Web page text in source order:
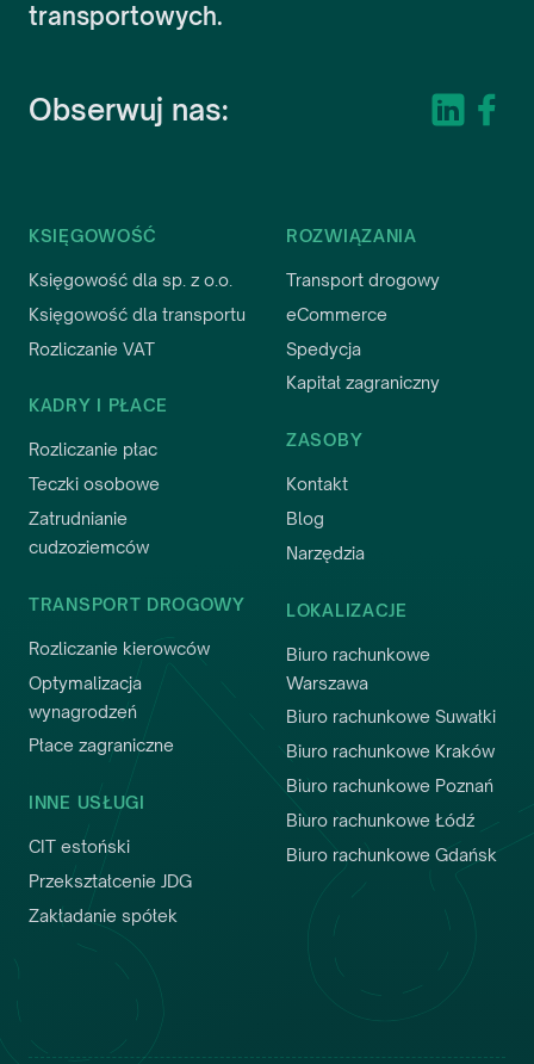
transportowych.
Obserwuj nas:
KSIĘGOWOŚĆ
Księgowość dla sp. z o.o.
Księgowość dla transportu
Rozliczanie VAT
KADRY I PŁACE
Rozliczanie płac
Teczki osobowe
Zatrudnianie
cudzoziemców
TRANSPORT DROGOWY
Rozliczanie kierowców
Optymalizacja
wynagrodzeń
Płace zagraniczne
INNE USŁUGI
CIT estoński
Przekształcenie JDG
Zakładanie spółek
ROZWIĄZANIA
Transport drogowy
eCommerce
Spedycja
Kapitał zagraniczny
ZASOBY
Kontakt
Blog
Narzędzia
LOKALIZACJE
Biuro rachunkowe
Warszawa
Biuro rachunkowe Suwałki
Biuro rachunkowe Kraków
Biuro rachunkowe Poznań
Biuro rachunkowe Łódź
Biuro rachunkowe Gdańsk